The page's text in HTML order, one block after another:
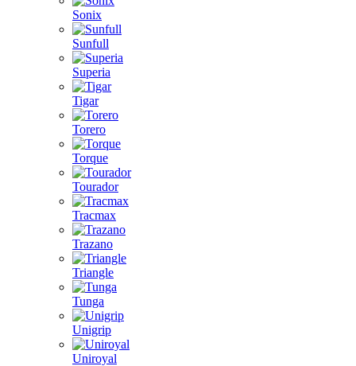
Sonix
Sunfull
Superia
Tigar
Torero
Torque
Tourador
Tracmax
Trazano
Triangle
Tunga
Unigrip
Uniroyal